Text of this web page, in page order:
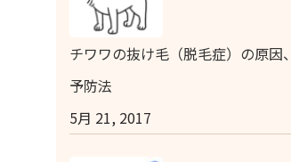
チワワの抜け毛（脱毛症）の原因
予防法
5月 21, 2017